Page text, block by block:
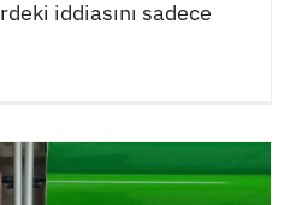
iddiasını sadece